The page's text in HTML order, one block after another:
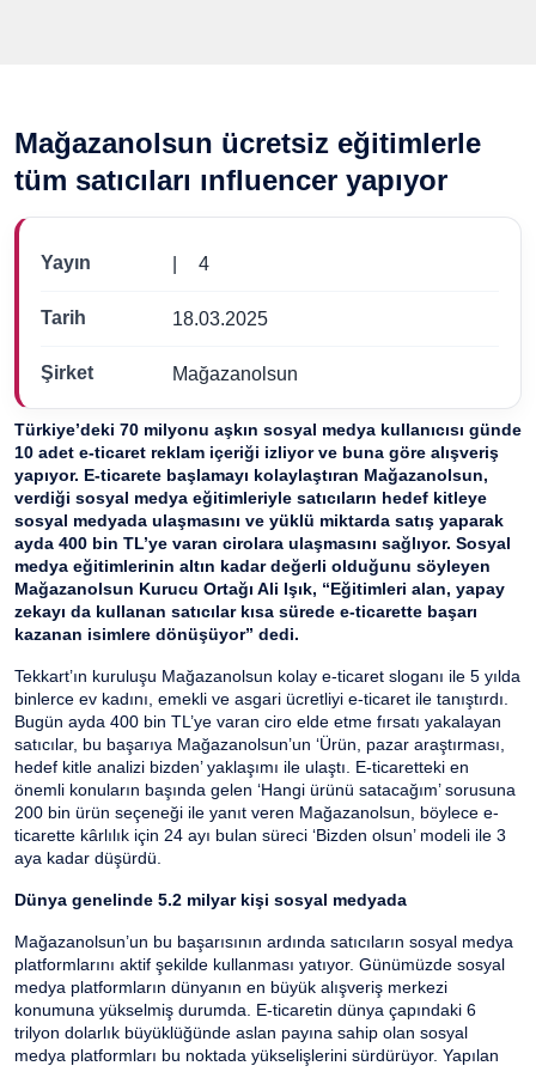
Mağazanolsun ücretsiz
eğitimlerle tüm satıcıları
ınfluencer yapıyor
Şirket Mağazanolsun
Türkiye’deki 70 milyonu aşkın sosyal medya kullanıcısı
günde 10 adet e-ticaret reklam içeriği izliyor ve buna
göre alışveriş yapıyor. E-ticarete başlamayı kolaylaştıran
Mağazanolsun, verdiği sosyal medya eğitimleriyle
satıcıların hedef kitleye sosyal medyada ulaşmasını ve
yüklü miktarda satış yaparak ayda 400 bin TL’ye varan
cirolara ulaşmasını sağlıyor. Sosyal medya eğitimlerinin
altın kadar değerli olduğunu söyleyen Mağazanolsun
Kurucu Ortağı Ali Işık, “Eğitimleri alan, yapay zekayı da
kullanan satıcılar kısa sürede e-ticarette başarı
kazanan isimlere dönüşüyor” dedi.
Tekkart’ın kuruluşu Mağazanolsun kolay e-ticaret sloganı ile 5
yılda binlerce ev kadını, emekli ve asgari ücretliyi e-ticaret ile
tanıştırdı. Bugün ayda 400 bin TL’ye varan ciro elde etme
fırsatı yakalayan satıcılar, bu başarıya Mağazanolsun’un ‘Ürün,
pazar araştırması, hedef kitle analizi bizden’ yaklaşımı ile
ulaştı. E-ticaretteki en önemli konuların başında gelen ‘Hangi
ürünü satacağım’ sorusuna 200 bin ürün seçeneği ile yanıt
veren Mağazanolsun, böylece e-ticarette kârlılık için 24 ayı
Dünya genelinde 5.2 milyar kişi sosyal medyada
Mağazanolsun’un bu başarısının ardında satıcıların sosyal
medya platformlarını aktif şekilde kullanması yatıyor.
Günümüzde sosyal medya platformların dünyanın en büyük